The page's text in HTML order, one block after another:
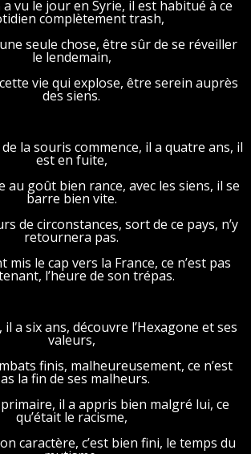
vu le jour en Syrie, il est habitué à ce
complètement trash,
seule chose, être sûr de se réveiller
le lendemain,
vie qui explose, être serein auprès
des siens.
la souris commence, il a quatre ans, il
est en fuite,
au goût bien rance, avec les siens, il se
barre bien vite.
de circonstances, sort de ce pays, n’y
retournera pas.
mis le cap vers la France, ce n’est pas
l’heure de son trépas.
a six ans, découvre l’Hexagone et ses
valeurs,
finis, malheureusement, ce n’est
la fin de ses malheurs.
primaire, il a appris bien malgré lui, ce
qu’était le racisme,
caractère, c’est bien fini, le temps du